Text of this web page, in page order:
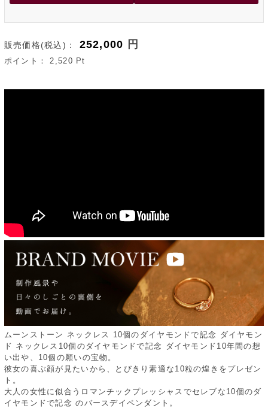
販売価格(税込)： 252,000 円
ポイント：2,520 Pt
ムーンストーン ネックレス 10個のダイヤモンドで記念 ダイヤモン
ド ネックレス10個のダイヤモンドで記念 ダイヤモンド10年間の想
い出や、10個の願いの宝物。
彼女の喜ぶ顔が見たいから、とびきり素適な10粒の煌きをプレゼン
ト。
大人の女性に似合うロマンチックプレッシャスでセレブな10個のダ
イヤモンドで記念 のバースデイペンダント。